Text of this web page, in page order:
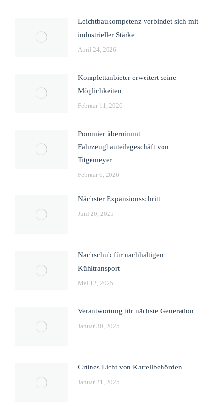
Leichtbaukompetenz verbindet sich mit
industrieller Stärke
April 24, 2026
Komplettanbieter erweitert seine
Möglichkeiten
Februar 11, 2026
Pommier übernimmt
Fahrzeugbauteilegeschäft von
Titgemeyer
Februar 6, 2026
Nächster Expansionsschritt
Juni 20, 2025
Nachschub für nachhaltigen
Kühltransport
Mai 12, 2025
Verantwortung für nächste Generation
Januar 30, 2025
Grünes Licht von Kartellbehörden
Januar 21, 2025